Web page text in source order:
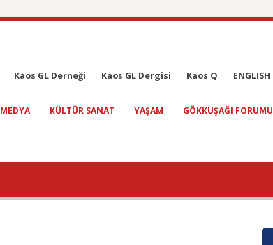
Kaos GL Derneği Kaos GL Dergisi Kaos Q ENGLISH
MEDYA KÜLTÜR SANAT YAŞAM GÖKKUŞAĞI FORUMU